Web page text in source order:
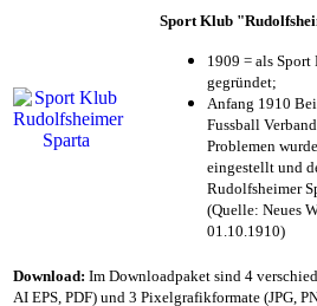
Sport Klub
1909 = als
gegründet;
Anfang 1910
Fussball
Problemen
eingestellt und
Rudolfsheimer
(Quelle: Neues
01.10.1910)
Download: Im Downloadpaket sind 4
AI EPS, PDF) und 3 Pixelgrafikformate (JPG,